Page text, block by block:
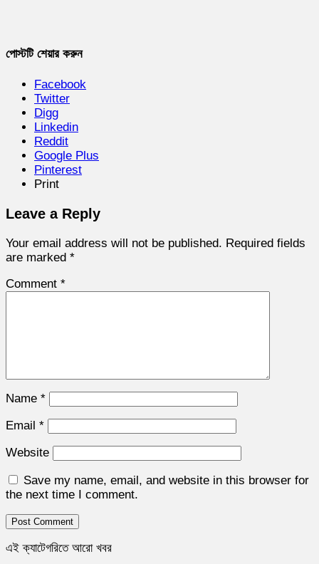
পোস্টটি শেয়ার করুন
Facebook
Twitter
Digg
Linkedin
Reddit
Google Plus
Pinterest
Print
Leave a Reply
Your email address will not be published. Required fields
are marked *
Comment *
Name *
Email *
Website
Save my name, email, and website in this browser for
the next time I comment.
এই ক্যাটেগরিতে আরো খবর